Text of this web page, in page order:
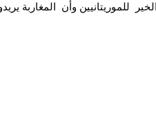
للموريتانيين وأن المغاربة